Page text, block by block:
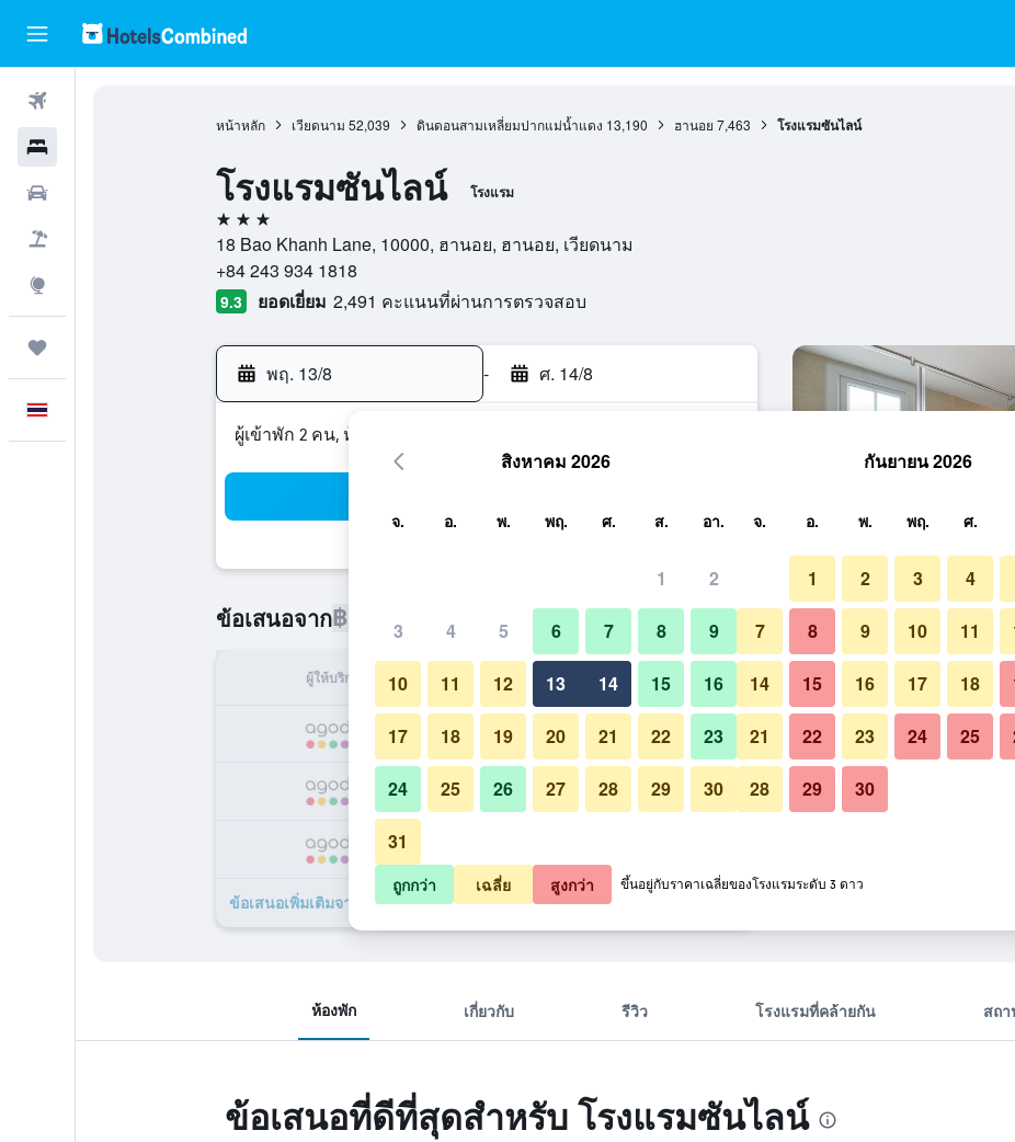
หน้าหลัก เวียดนาม 52,039 ดินดอนสามเหลี่ยมปากแม่น้ำแดง 13,190 ฮานอย 7,463 โรงแรมซันไลน์
โรงแรมซันไลน์ โรงแรม
3 ดาว
18 Bao Khanh Lane, 10000, ฮานอย, ฮานอย, เวียดนาม
+84 243 934 1818
9.3 ยอดเยี่ยม 2,491 คะแนนที่ผ่านการตรวจสอบ
พฤ. 13/8 - ศ. 14/8
ผู้เข้าพัก 2 คน, ห้องพัก 1 ห้อง
ข้อเสนอจาก฿1,177 ราคาที่ถูกที่สุด ราคาต่อคืน
ผู้ให้บริการ ทั้งหมด (ต่อคืน)
฿1,177 เช็คดีล
฿1,256 เช็คดีล
ข้อเสนอเพิ่มเติมจาก โรงแรมซันไลน์ 16 รายการ
ห้องน้ำ
รูปภาพของ โรงแรมซันไลน์
ห้องพัก เกี่ยวกับ รีวิว โรงแรมที่คล้ายกัน สถ
ข้อเสนอที่ดีที่สุดสำหรับ โรงแรมซันไลน์
สิงหาคม 2026
จ. อ. พ. พฤ. ศ. ส. อา.
1 2
3 4 5 6 7 8 9
10 11 12 13 14 15 16
17 18 19 20 21 22 23
24 25 26 27 28 29 30
31
กันยายน 2026
จ. อ. พ. พฤ. ศ.
1 2 3 4
7 8 9 10 11
14 15 16 17 18
21 22 23 24 25
28 29 30
ถูกกว่า เฉลี่ย สูงกว่า ขึ้นอยู่กับราคาเฉลี่ยของโรงแรมระดับ 3 ดาว